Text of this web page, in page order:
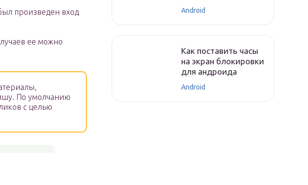
произведен вход
ее можно
По умолчанию
с целью
Android
Как поставить часы
на экран блокировки
для андроида
Android